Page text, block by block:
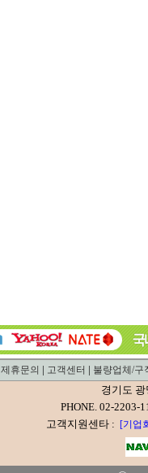
제휴문의 | 고객센터 | 불량업체/구
경기도
PHONE. 02-2203-
고객지원센타 : [기업